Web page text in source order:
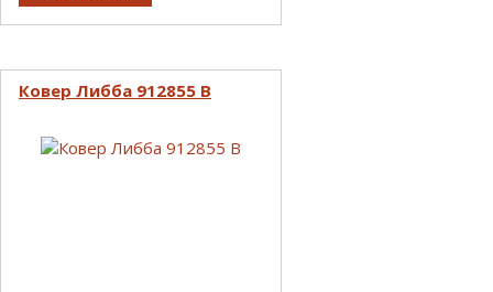
Ковер Либба 912855 B